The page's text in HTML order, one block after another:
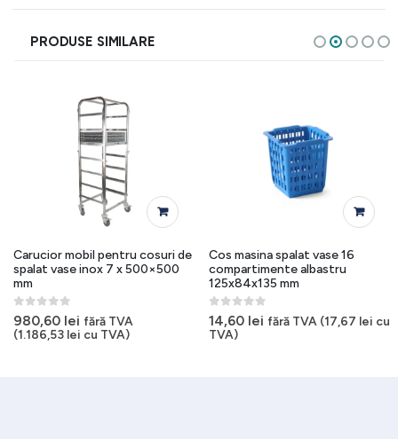
PRODUSE SIMILARE
Carucior mobil pentru cosuri de
spalat vase inox 7 x 500×500
mm
0out of 5
980,60 lei fără TVA
(1.186,53 lei cu TVA)
Cos masina spalat vase 16
compartimente albastru
125x84x135 mm
0 out of 5
14,60 lei fără TVA (17,67 lei cu
TVA)